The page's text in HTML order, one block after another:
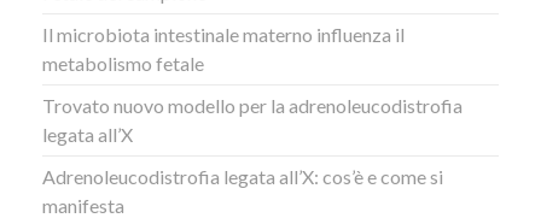
Il microbiota intestinale materno influenza il
metabolismo fetale
Trovato nuovo modello per la adrenoleucodistrofia
legata all’X
Adrenoleucodistrofia legata all’X: cos’è e come si
manifesta